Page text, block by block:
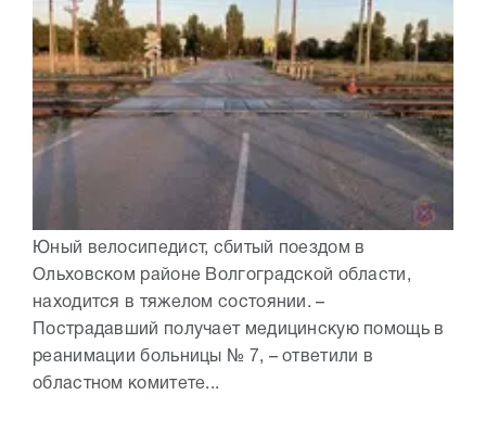
Юный велосипедист, сбитый поездом в
Ольховском районе Волгоградской области,
находится в тяжелом состоянии. –
Пострадавший получает медицинскую помощь в
реанимации больницы № 7, – ответили в
областном комитете...